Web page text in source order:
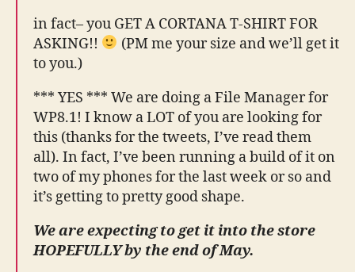
in fact– you GET A CORTANA T-SHIRT FOR
ASKING!!
(PM me your size and we’ll get it
to you.)
*** YES *** We are doing a File Manager for
WP8.1! I know a LOT of you are looking for
this (thanks for the tweets, I’ve read them
all). In fact, I’ve been running a build of it on
two of my phones for the last week or so and
it’s getting to pretty good shape.
We are expecting to get it into the store
HOPEFULLY by the end of May.